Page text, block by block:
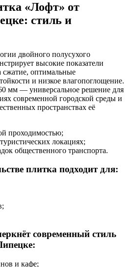
«Лофт» от
стиль и
двойного полусухого
высокие показатели
сжатие, оптимальные
и низкое влагопоглощение.
мм — универсальное решение для
современной городской среды и
пространствах её
проходимостью;
локациях;
общественного транспорта.
плитка подходит для:
современный стиль
и кафе;